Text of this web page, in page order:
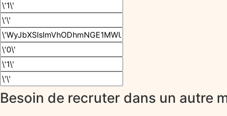
Besoin de recruter dans un autre